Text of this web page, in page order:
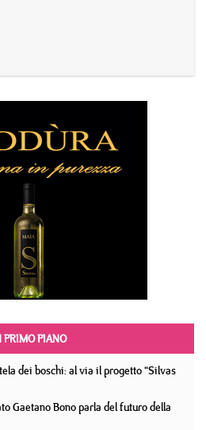
PRIMO PIANO
dei boschi: al via il progetto “Silvas
Gaetano Bono parla del futuro della